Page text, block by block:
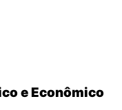
e Econômico